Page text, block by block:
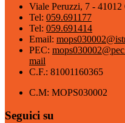
Viale Peruzzi, 7 -
Tel: 059.691177
Tel: 059.691414
Email:
PEC:
mail
C.F.: 81001160365
C.M: MOPS030002
Seguici su